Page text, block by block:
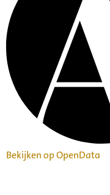
Bekijken op OpenData